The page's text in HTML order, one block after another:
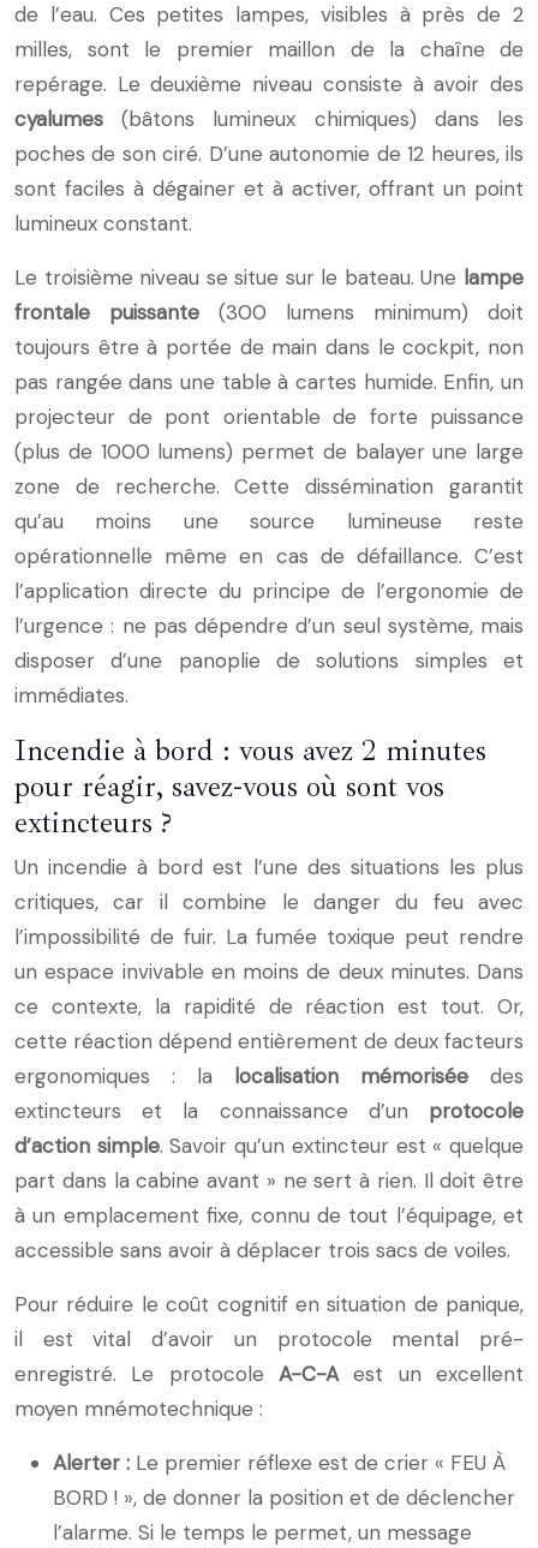
de l’eau. Ces petites lampes, visibles à près de 2
milles, sont le premier maillon de la chaîne de
repérage. Le deuxième niveau consiste à avoir des
cyalumes (bâtons lumineux chimiques) dans les
poches de son ciré. D’une autonomie de 12 heures, ils
sont faciles à dégainer et à activer, offrant un point
lumineux constant.
Le troisième niveau se situe sur le bateau. Une lampe
frontale puissante (300 lumens minimum) doit
toujours être à portée de main dans le cockpit, non
pas rangée dans une table à cartes humide. Enfin, un
projecteur de pont orientable de forte puissance
(plus de 1000 lumens) permet de balayer une large
zone de recherche. Cette dissémination garantit
qu’au moins une source lumineuse reste
opérationnelle même en cas de défaillance. C’est
l’application directe du principe de l’ergonomie de
l’urgence : ne pas dépendre d’un seul système, mais
disposer d’une panoplie de solutions simples et
immédiates.
Incendie à bord : vous avez 2 minutes
pour réagir, savez-vous où sont vos
extincteurs ?
Un incendie à bord est l’une des situations les plus
critiques, car il combine le danger du feu avec
l’impossibilité de fuir. La fumée toxique peut rendre
un espace invivable en moins de deux minutes. Dans
ce contexte, la rapidité de réaction est tout. Or,
cette réaction dépend entièrement de deux facteurs
ergonomiques : la localisation mémorisée des
extincteurs et la connaissance d’un protocole
d’action simple. Savoir qu’un extincteur est « quelque
part dans la cabine avant » ne sert à rien. Il doit être
à un emplacement fixe, connu de tout l’équipage, et
accessible sans avoir à déplacer trois sacs de voiles.
Pour réduire le coût cognitif en situation de panique,
il est vital d’avoir un protocole mental pré-
enregistré. Le protocole A-C-Aest un excellent
moyen mnémotechnique :
Alerter : Le premier réflexe est de crier « FEU À
BORD ! », de donner la position et de déclencher
l’alarme. Si le temps le permet, un message